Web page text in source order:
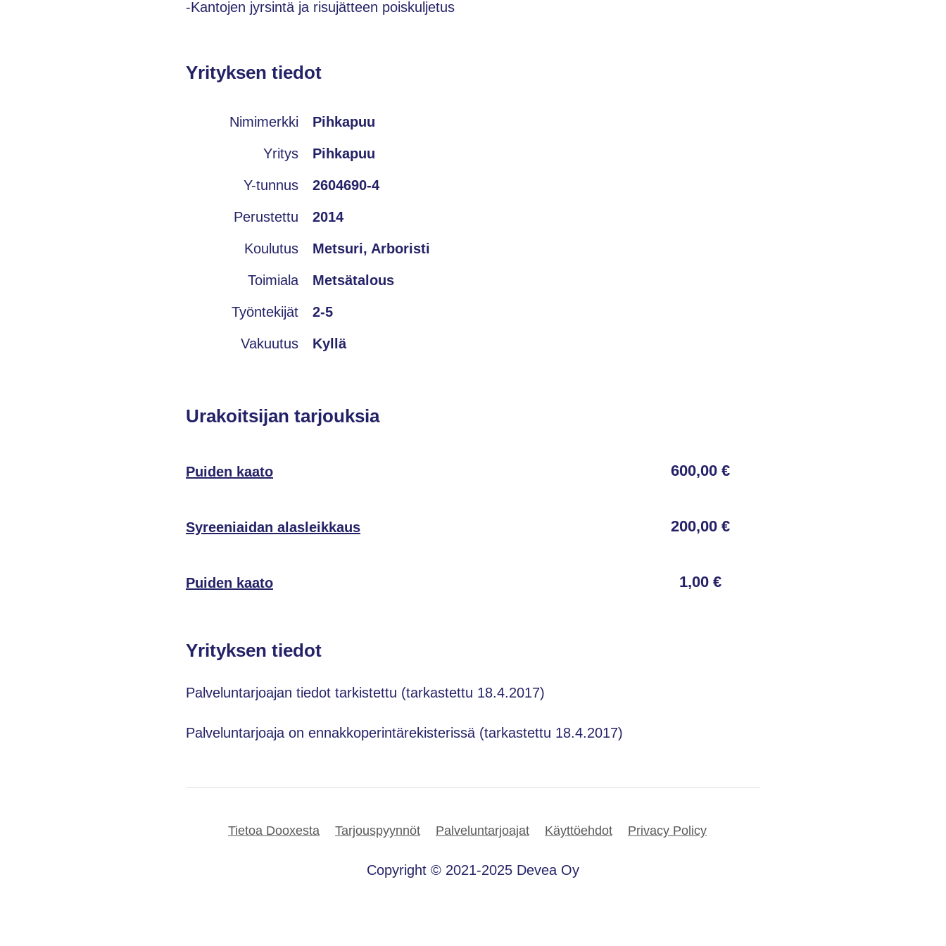
-Kantojen jyrsintä ja risujätteen poiskuljetus
Yrityksen tiedot
Nimimerkki Pihkapuu
Yritys Pihkapuu
Y-tunnus 2604690-4
Perustettu 2014
Koulutus Metsuri, Arboristi
Toimiala Metsätalous
Työntekijät 2-5
Vakuutus Kyllä
Urakoitsijan tarjouksia
Puiden kaato 600,00 €
Syreeniaidan alasleikkaus 200,00 €
Puiden kaato 1,00 €
Yrityksen tiedot
Palveluntarjoajan tiedot tarkistettu (tarkastettu 18.4.2017)
Palveluntarjoaja on ennakkoperintärekisterissä (tarkastettu 18.4.2017)
Tietoa Dooxesta Tarjouspyynnöt Palveluntarjoajat Käyttöehdot Privacy Policy
Copyright © 2021-2025 Devea Oy